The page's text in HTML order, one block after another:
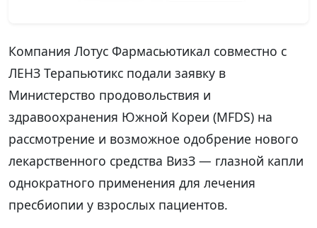
Компания Лотус Фармасьютикал совместно с
ЛЕНЗ Терапьютикс подали заявку в
Министерство продовольствия и
здравоохранения Южной Кореи (MFDS) на
рассмотрение и возможное одобрение нового
лекарственного средства ВизЗ — глазной капли
однократного применения для лечения
пресбиопии у взрослых пациентов.